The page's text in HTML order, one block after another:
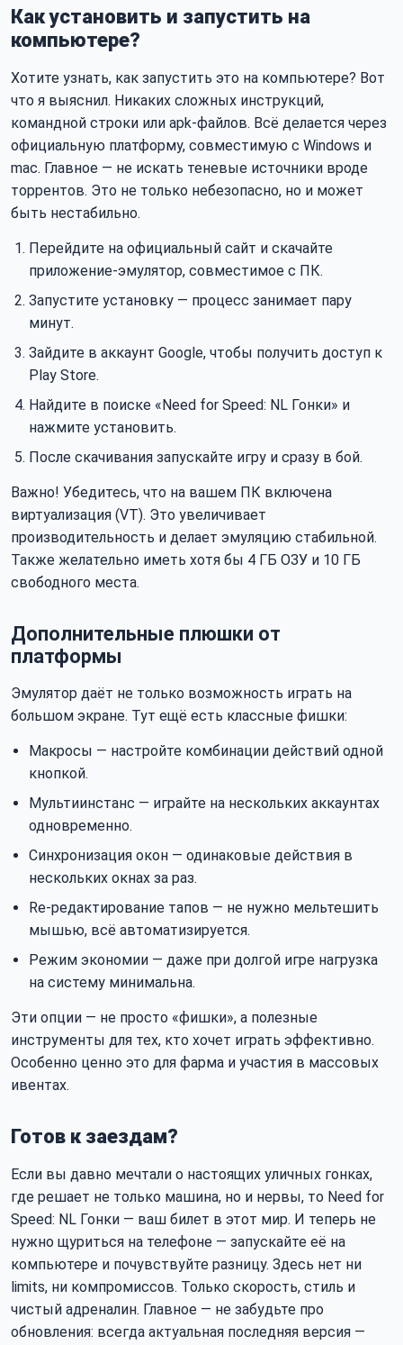
Как установить и запустить на
компьютере?
Хотите узнать, как запустить это на компьютере? Вот
что я выяснил. Никаких сложных инструкций,
командной строки или apk-файлов. Всё делается через
официальную платформу, совместимую с Windows и
mac. Главное — не искать теневые источники вроде
торрентов. Это не только небезопасно, но и может
быть нестабильно.
Перейдите на официальный сайт и скачайте
приложение-эмулятор, совместимое с ПК.
Запустите установку — процесс занимает пару
минут.
Зайдите в аккаунт Google, чтобы получить доступ к
Play Store.
Найдите в поиске «Need for Speed: NL Гонки» и
нажмите установить.
После скачивания запускайте игру и сразу в бой.
Важно! Убедитесь, что на вашем ПК включена
виртуализация (VT). Это увеличивает
производительность и делает эмуляцию стабильной.
Также желательно иметь хотя бы 4 ГБ ОЗУ и 10 ГБ
свободного места.
Дополнительные плюшки от
платформы
Эмулятор даёт не только возможность играть на
большом экране. Тут ещё есть классные фишки:
Макросы — настройте комбинации действий одной
кнопкой.
Мультиинстанс — играйте на нескольких аккаунтах
одновременно.
Синхронизация окон — одинаковые действия в
нескольких окнах за раз.
Re-редактирование тапов — не нужно мельтешить
мышью, всё автоматизируется.
Режим экономии — даже при долгой игре нагрузка
на систему минимальна.
Эти опции — не просто «фишки», а полезные
инструменты для тех, кто хочет играть эффективно.
Особенно ценно это для фарма и участия в массовых
ивентах.
Готов к заездам?
Если вы давно мечтали о настоящих уличных гонках,
где решает не только машина, но и нервы, то Need for
Speed: NL Гонки — ваш билет в этот мир. И теперь не
нужно щуриться на телефоне — запускайте её на
компьютере и почувствуйте разницу. Здесь нет ни
limits, ни компромиссов. Только скорость, стиль и
чистый адреналин. Главное — не забудьте про
обновления: всегда актуальная последняя версия —